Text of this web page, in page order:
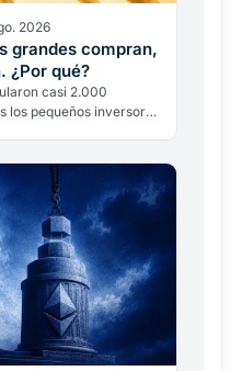
2026
grandes compran,
¿Por qué?
casi 2.000
los pequeños inversores